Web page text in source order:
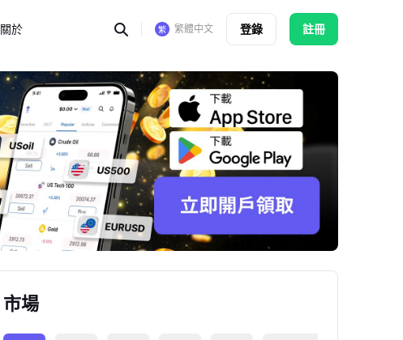
關於 繁體中文 登錄 註冊
市場